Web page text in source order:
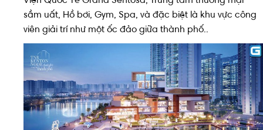
sầm uất, Hồ bơi, Gym, Spa, và đặc biệt là khu vực công
viên giải trí như một ốc đảo giữa thành phố..